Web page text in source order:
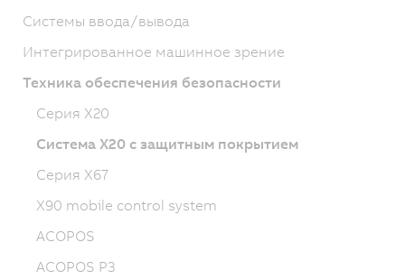
Системы ввода/вывода
Интегрированное машинное зрение
Техника обеспечения безопасности
Серия X20
Система X20 с защитным покрытием
Серия X67
X90 mobile control system
ACOPOS
ACOPOS P3